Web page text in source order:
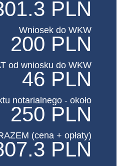
PLN
Wniosek do WKW
200 PLN
od wniosku do WKW
46 PLN
notarialnego - około
250 PLN
(cena + opłaty)
PLN